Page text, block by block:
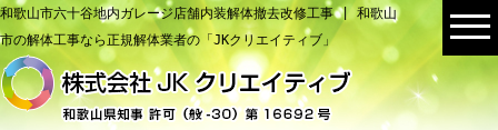
和歌山市六十谷地内ガレージ店舗内装解体撤去改修工事 | 和歌山
市の解体工事なら正規解体業者の「JKクリエイティブ」